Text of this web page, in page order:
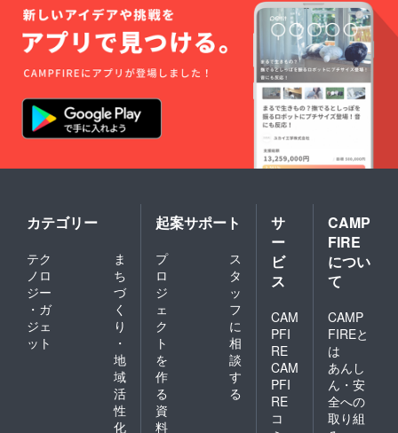
ご連絡がとれる
方が対象となり
ます。 体操指導
及びメンタルト
レーニング講演
につきまして
は、交通費等の
経費につきまし
ては、こちらで
対応致します。
ご支援の際に、
ご希望のリター
カテゴリー
テク
ノロ
ジー
・ガ
ジェ
ット
ま
ち
づ
く
り
・
地
域
活
性
化
起案サポート
プ
ロ
ジ
ェ
ク
ト
を
作
る
ス
タ
ッ
フ
に
相
談
す
る
資
料
サ
ー
ビ
ス
CAM
PFI
RE
CAM
PFI
RE
コ
CAMP
FIRE
につい
て
CAMP
FIREと
は
あんし
ん・安
全への
取り組